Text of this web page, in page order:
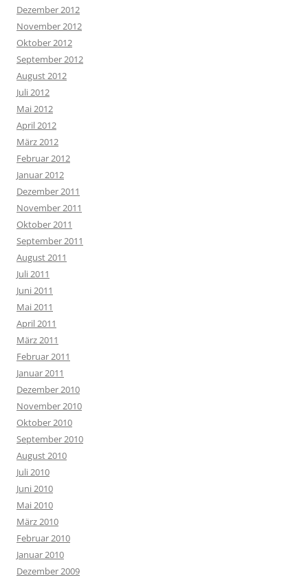
Dezember 2012
November 2012
Oktober 2012
September 2012
August 2012
Juli 2012
Mai 2012
April 2012
März 2012
Februar 2012
Januar 2012
Dezember 2011
November 2011
Oktober 2011
September 2011
August 2011
Juli 2011
Juni 2011
Mai 2011
April 2011
März 2011
Februar 2011
Januar 2011
Dezember 2010
November 2010
Oktober 2010
September 2010
August 2010
Juli 2010
Juni 2010
Mai 2010
März 2010
Februar 2010
Januar 2010
Dezember 2009